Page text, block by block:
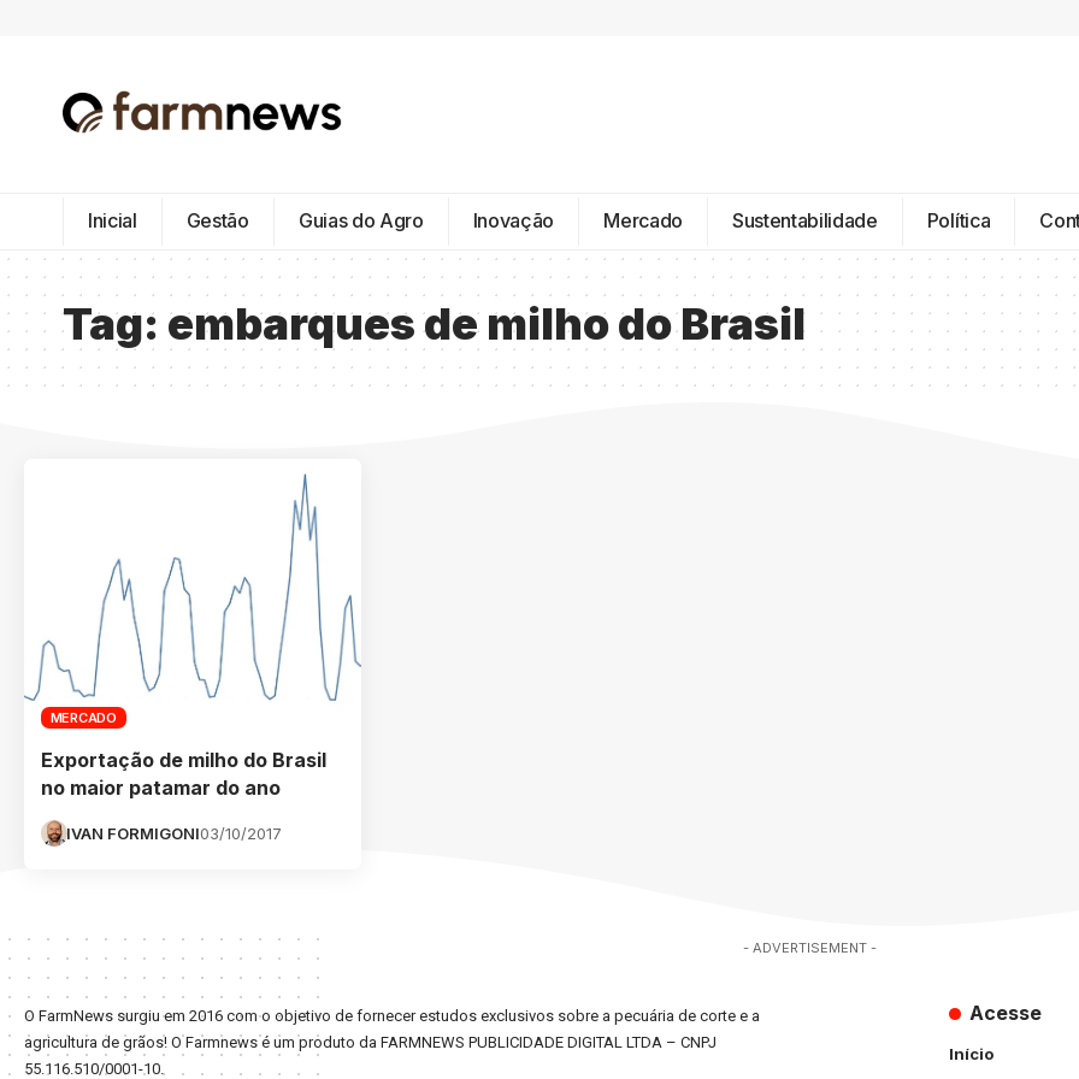
Inicial Gestão Guias do Agro Inovação Mercado Sustentabilidade Política
Tag: embarques de milho do Brasil
MERCADO
Exportação de milho do Brasil
no maior patamar do ano
IVAN FORMIGONI03/10/2017
- ADVERTISEMENT -
O FarmNews surgiu em 2016 com o objetivo de fornecer estudos exclusivos sobre a pecuária de corte e a
agricultura de grãos! O Farmnews é um produto da FARMNEWS PUBLICIDADE DIGITAL LTDA – CNPJ
55.116.510/0001-10.
Acesse
Início